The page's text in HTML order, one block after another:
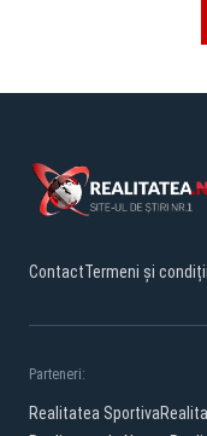
ContactTermeni și condiții
Parteneri:
Realitatea Sportiva